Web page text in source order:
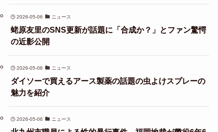
2026-05-06 ニュース
蛯原友里のSNS更新が話題に「合成か？」とファン驚愕
の近影公開
2026-05-06 ニュース
ダイソーで買えるアース製薬の話題の虫よけスプレーの
魅力を紹介
2026-05-06 ニュース